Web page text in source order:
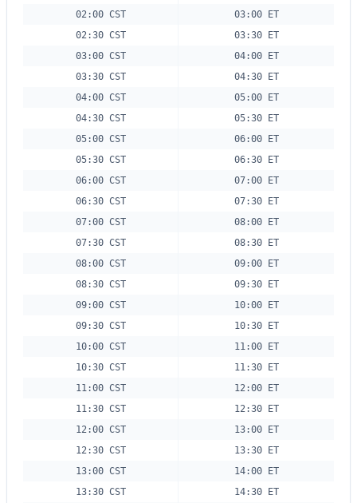
02:00 CST
03:00 ET
02:30 CST
03:30 ET
03:00 CST
04:00 ET
03:30 CST
04:30 ET
04:00 CST
05:00 ET
04:30 CST
05:30 ET
05:00 CST
06:00 ET
05:30 CST
06:30 ET
06:00 CST
07:00 ET
06:30 CST
07:30 ET
07:00 CST
08:00 ET
07:30 CST
08:30 ET
08:00 CST
09:00 ET
08:30 CST
09:30 ET
09:00 CST
10:00 ET
09:30 CST
10:30 ET
10:00 CST
11:00 ET
10:30 CST
11:30 ET
11:00 CST
12:00 ET
11:30 CST
12:30 ET
12:00 CST
13:00 ET
12:30 CST
13:30 ET
13:00 CST
14:00 ET
13:30 CST
14:30 ET